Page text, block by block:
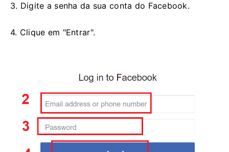
3. Digite a senha da sua conta do Facebook.
4. Clique em "Entrar".